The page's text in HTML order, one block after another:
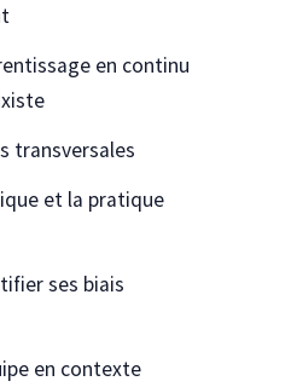
en continu
transversales
et la pratique
ses biais
en contexte